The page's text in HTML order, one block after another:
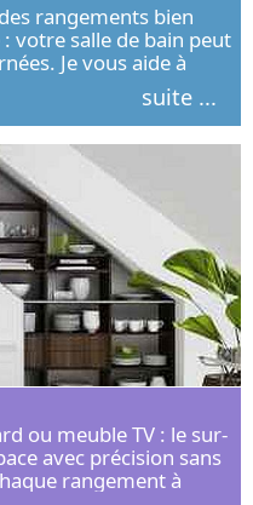
rangements bien
votre salle de bain peut
Je vous aide à
et adapté à
suite ...
ou meuble TV : le sur-
avec précision sans
rangement à